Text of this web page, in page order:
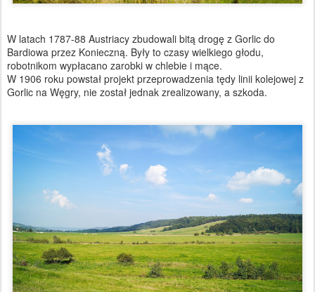
W latach 1787-88 Austriacy zbudowali bitą drogę z Gorlic do
Bardiowa przez Konieczną. Były to czasy wielkiego głodu,
robotnikom wypłacano zarobki w chlebie i mące.
W 1906 roku powstał projekt przeprowadzenia tędy linii kolejowej z
Gorlic na Węgry, nie został jednak zrealizowany, a szkoda.